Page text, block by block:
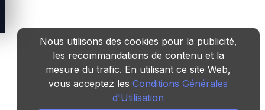
Nous utilisons des cookies pour la publicité,
les recommandations de contenu et la
mesure du trafic. En utilisant ce site Web,
vous acceptez les Conditions Générales
d'Utilisation